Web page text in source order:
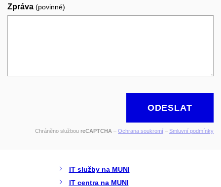
Zpráva (povinné)
ODESLAT
Chráněno službou reCAPTCHA – Ochrana soukromí – Smluvní podmínky
IT služby na MUNI
IT centra na MUNI